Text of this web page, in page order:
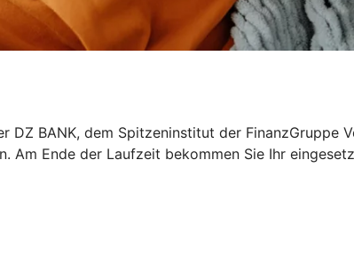
BANK, dem Spitzeninstitut der FinanzGruppe
Ende der Laufzeit bekommen Sie Ihr